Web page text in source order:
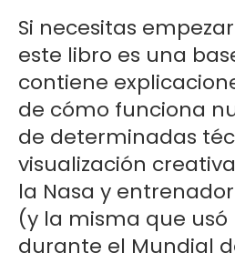
Si necesitas
este libro es una
contiene
de cómo funciona
de determinadas
visualización
la Nasa y
(y la misma que usó
durante el Mundial